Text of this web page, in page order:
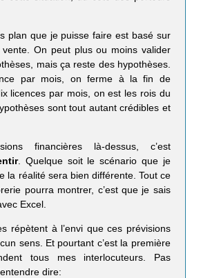
plan que je puisse faire est basé sur
On peut plus ou moins valider
mais ça reste des hypothèses.
par mois, on ferme à la fin de
licences par mois, on est les rois du
sont tout autant crédibles et
financières là-dessus, c’est
. Quelque soit le scénario que je
la réalité sera bien différente. Tout ce
pourra montrer, c’est que je sais
Excel.
répètent à l’envi que ces prévisions
sens. Et pourtant c’est la première
tous mes interlocuteurs. Pas
dire: